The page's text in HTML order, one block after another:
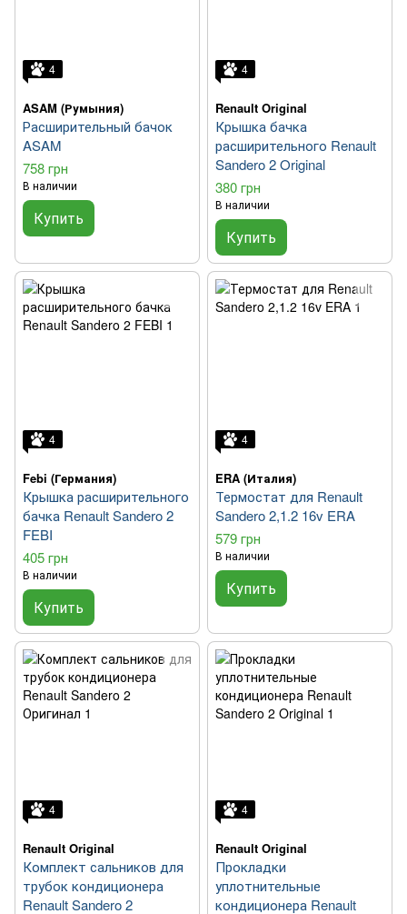
4
ASAM (Румыния)
Расширительный бачок
ASAM
758 грн
В наличии
Купить
4
Renault Original
Крышка бачка
расширительного Renault
Sandero 2 Original
380 грн
В наличии
Купить
4
Febi (Германия)
Крышка расширительного
бачка Renault Sandero 2
FEBI
405 грн
В наличии
Купить
4
ERA (Италия)
Термостат для Renault
Sandero 2,1.2 16v ERA
579 грн
В наличии
Купить
4
Renault Original
Комплект сальников для
трубок кондиционера
Renault Sandero 2
4
Renault Original
Прокладки
уплотнительные
кондиционера Renault